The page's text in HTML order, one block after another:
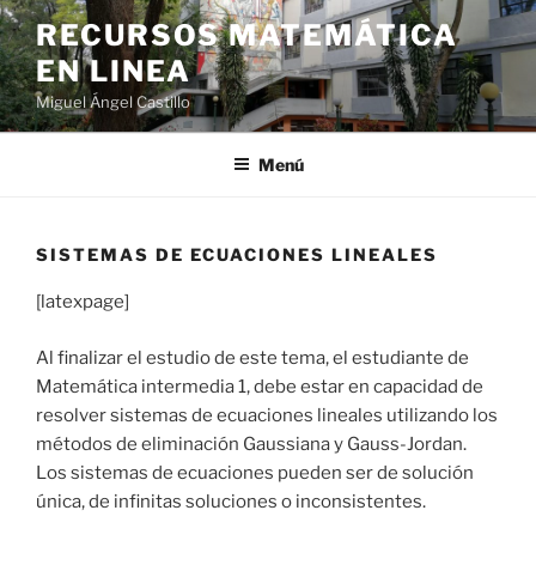
Saltar
al
contenido
RECURSOS MATEMÁTICA
EN LINEA
Miguel Ángel Castillo
Menú
SISTEMAS DE ECUACIONES LINEALES
[latexpage]
Al finalizar el estudio de este tema, el estudiante de
Matemática intermedia 1, debe estar en capacidad de
resolver sistemas de ecuaciones lineales utilizando los
métodos de eliminación Gaussiana y Gauss-Jordan.
Los sistemas de ecuaciones pueden ser de solución
única, de infinitas soluciones o inconsistentes.